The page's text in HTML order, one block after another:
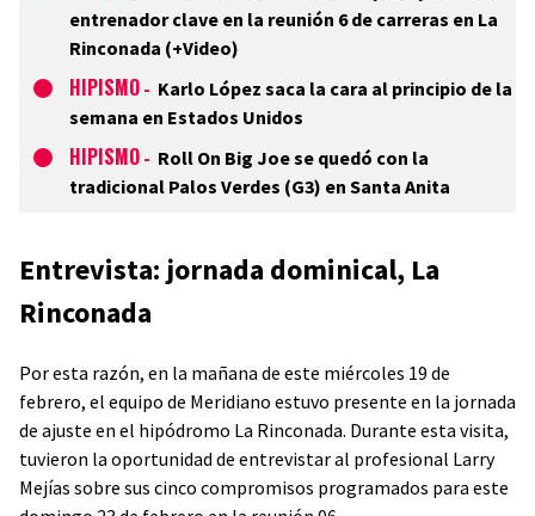
entrenador clave en la reunión 6 de carreras en La
Rinconada (+Video)
HIPISMO - Karlo López saca la cara al principio de la
semana en Estados Unidos
HIPISMO - Roll On Big Joe se quedó con la
tradicional Palos Verdes (G3) en Santa Anita
Entrevista: jornada dominical, La
Rinconada
Por esta razón, en la mañana de este miércoles 19 de
febrero, el equipo de Meridiano estuvo presente en la jornada
de ajuste en el hipódromo La Rinconada. Durante esta visita,
tuvieron la oportunidad de entrevistar al profesional Larry
Mejías sobre sus cinco compromisos programados para este